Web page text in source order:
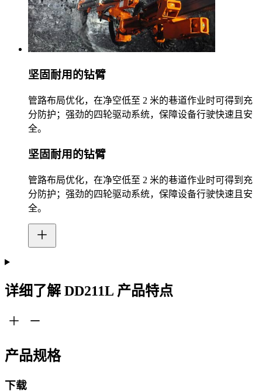
坚固耐用的钻臂
管路布局优化，在净空低至 2 米的巷道作业时可得到充
分防护；强劲的四轮驱动系统，保障设备行驶快速且安
全。
坚固耐用的钻臂
管路布局优化，在净空低至 2 米的巷道作业时可得到充
分防护；强劲的四轮驱动系统，保障设备行驶快速且安
全。
详细了解 DD211L 产品特点
产品规格
下载